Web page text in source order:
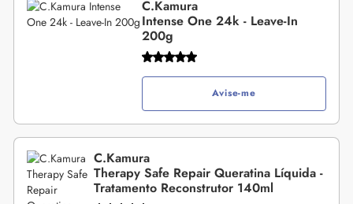
C.Kamura
Intense One 24k - Leave-In
200g
Avise-me
C.Kamura
Therapy Safe Repair Queratina Líquida -
Tratamento Reconstrutor 140ml